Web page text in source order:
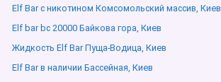
Elf Bar с никотином Комсомольский массив, Киев
Elf bar bc 20000 Байкова гора, Киев
Жидкость Elf Bar Пуща-Водица, Киев
Elf Bar в наличии Бассейная, Киев